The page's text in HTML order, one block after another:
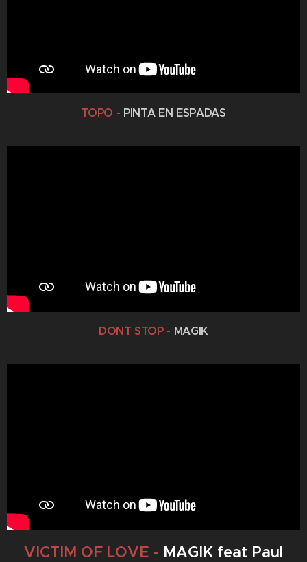
TOPO - PINTA EN ESPADAS
DON´T STOP - MAGIK
VICTIM OF LOVE - MAGIK feat Paul